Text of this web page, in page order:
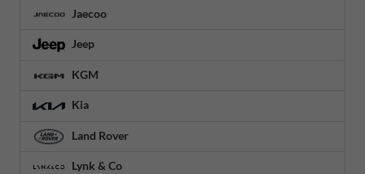
Jaecoo
Jeep
KGM
Kia
Land Rover
Lynk & Co